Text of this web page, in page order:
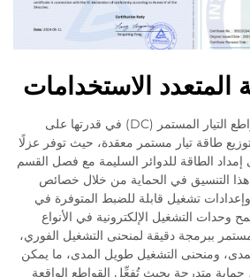
المتعدد الاستخدامات
تتفوق أنواع مختلفة من قواطع التيار المستمر (DC) في قدرتها على
طاقة تيار مستمر معقدة، حيث توفر عزلًا
إمداد الطاقة للدوائر السليمة مع فصل القسم
التنسيق في الحماية من خلال خصائص
وإعدادات تشغيل قابلة للضبط المتوفرة في
وحدات التشغيل الإلكترونية في الأنواع
ببرمجة دقيقة لمنحنى التشغيل الفوري،
ومنحنى التشغيل طويل المدى، ما يمكن
متدرجة بحيث تُفعِّل القواطع الواقعة